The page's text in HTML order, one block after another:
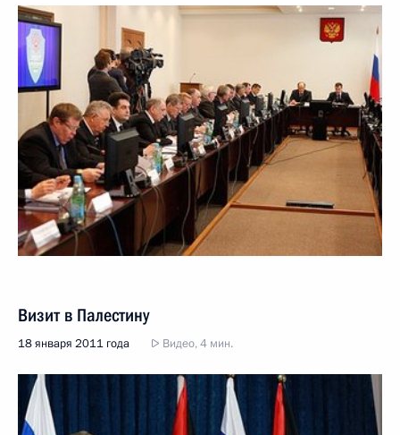
Визит в Палестину
18 января 2011 года Видео, 4 мин.